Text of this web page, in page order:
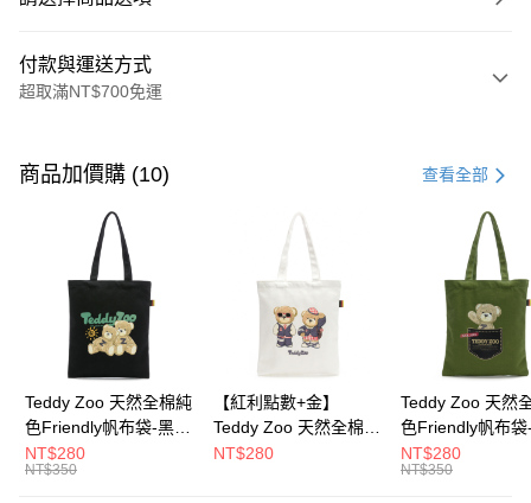
付款與運送方式
超取滿NT$700免運
信用卡一次付款
超商取貨付款
Apple Pay
街口支付
大哥付你分期
相關說明
商品加價購 (10) 查看全部
Teddy Zoo 天然全棉純
色Friendly帆布袋-黑色
(TZB107)
NT$280
NT$350
【紅利點數+金】
Teddy Zoo 天然全棉純
色Friendly帆布袋-白色
NT$280
Teddy Zoo 天然
色Friendly帆布袋
色(TZB107)
NT$280
NT$350